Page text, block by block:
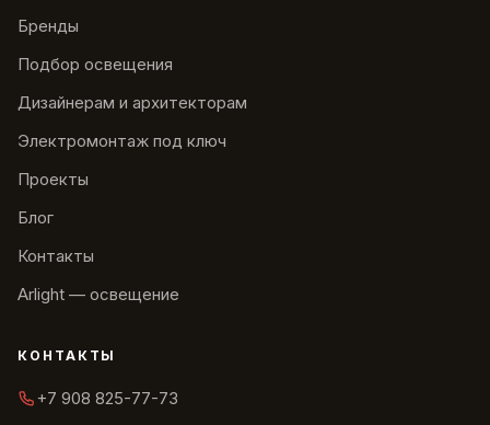
Бренды
Подбор освещения
Дизайнерам и архитекторам
Электромонтаж под ключ
Проекты
Блог
Контакты
Arlight — освещение
КОНТАКТЫ
+7 908 825-77-73